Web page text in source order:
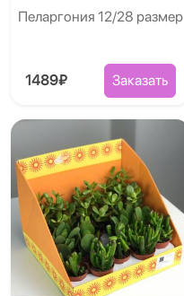
Пеларгония 12/28 размер
1489₽ Заказать